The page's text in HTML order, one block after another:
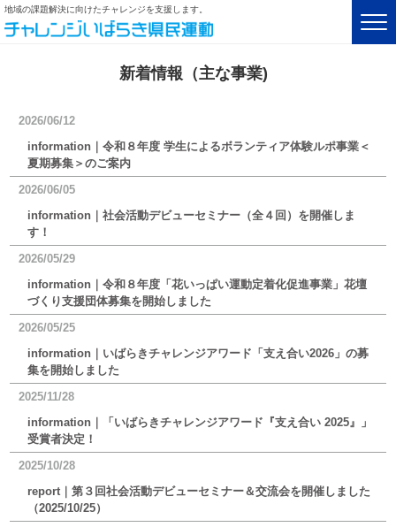
地域の課題解決に向けたチャレンジを支援します。
新着情報（主な事業)
2026/06/12
information｜令和８年度 学生によるボランティア体験ルポ事業＜
夏期募集＞のご案内
2026/06/05
information｜社会活動デビューセミナー（全４回）を開催しま
す！
2026/05/29
information｜令和８年度「花いっぱい運動定着化促進事業」花壇
づくり支援団体募集を開始しました
2026/05/25
information｜いばらきチャレンジアワード「支え合い2026」の募
集を開始しました
2025/11/28
information｜「いばらきチャレンジアワード『支え合い 2025』」
受賞者決定！
2025/10/28
report｜第３回社会活動デビューセミナー＆交流会を開催しました
（2025/10/25）